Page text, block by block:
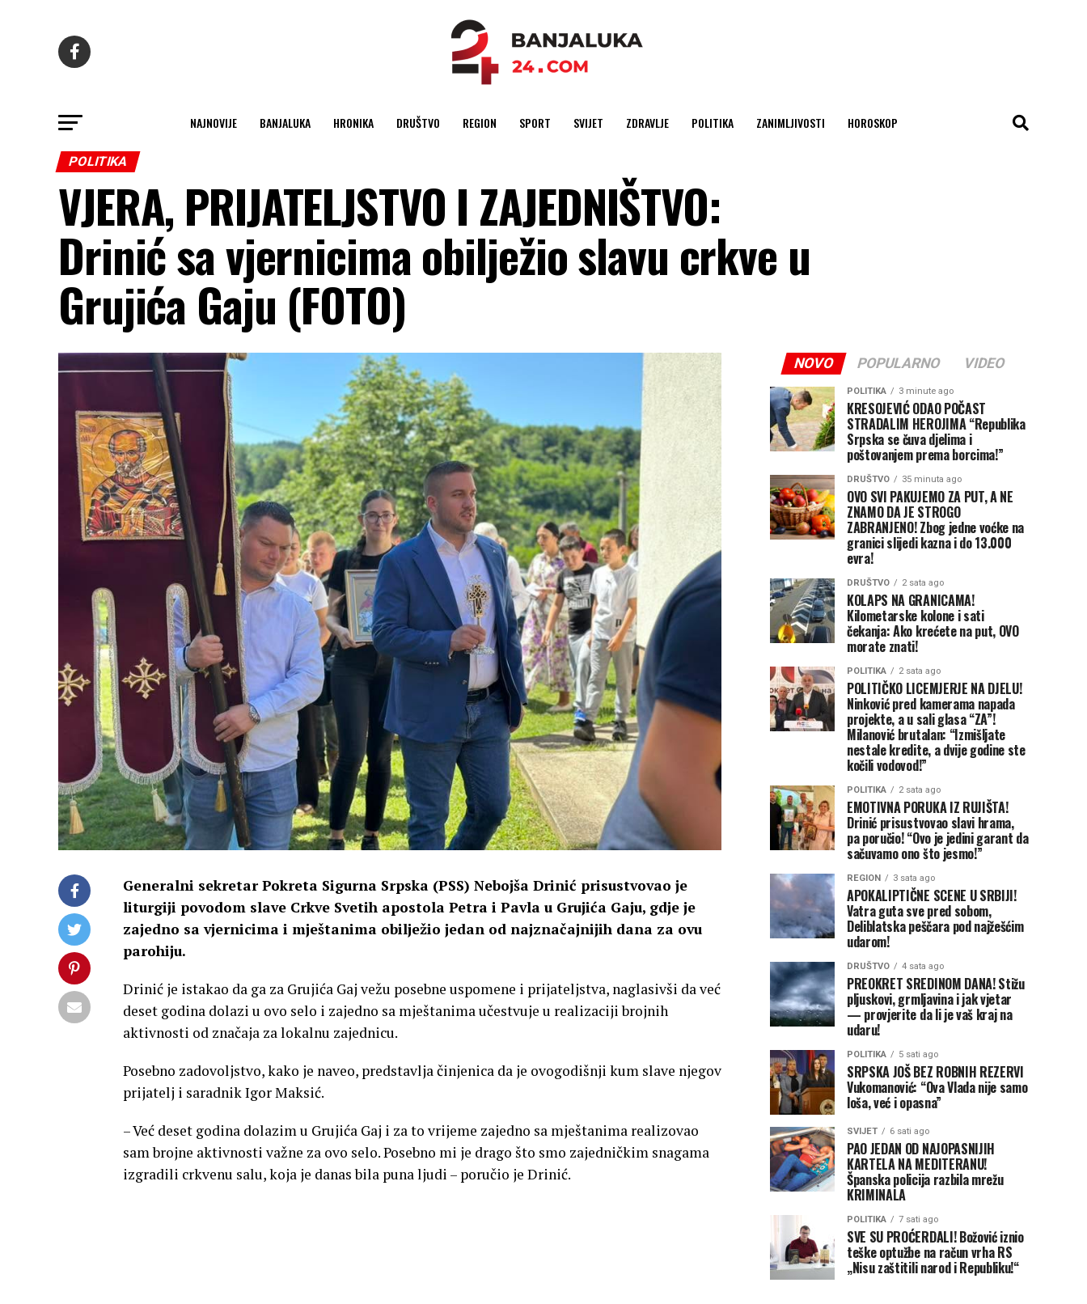
NAJNOVIJE BANJALUKA HRONIKA DRUŠTVO REGION SPORT SVIJET ZDRAVLJE POLITIKA ZANIMLJIVOSTI HOROSKOP
POLITIKA
VJERA, PRIJATELJSTVO I ZAJEDNIŠTVO:
Drinić sa vjernicima obilježio slavu crkve u
Grujića Gaju (FOTO)
Generalni sekretar Pokreta Sigurna Srpska (PSS) Nebojša Drinić prisustvovao je
liturgiji povodom slave Crkve Svetih apostola Petra i Pavla u Grujića Gaju, gdje je
zajedno sa vjernicima i mještanima obilježio jedan od najznačajnijih dana za ovu
parohiju.
Drinić je istakao da ga za Grujića Gaj vežu posebne uspomene i prijateljstva, naglasivši da već
deset godina dolazi u ovo selo i zajedno sa mještanima učestvuje u realizaciji brojnih
aktivnosti od značaja za lokalnu zajednicu.
Posebno zadovoljstvo, kako je naveo, predstavlja činjenica da je ovogodišnji kum slave njegov
prijatelj i saradnik Igor Maksić.
– Već deset godina dolazim u Grujića Gaj i za to vrijeme zajedno sa mještanima realizovao
sam brojne aktivnosti važne za ovo selo. Posebno mi je drago što smo zajedničkim snagama
izgradili crkvenu salu, koja je danas bila puna ljudi – poručio je Drinić.
NOVO POPULARNO VIDEO
POLITIKA 3 minute ago
KRESOJEVIĆ ODAO POČAST
STRADALIM HEROJIMA “Republika
Srpska se čuva djelima i
poštovanjem prema borcima!”
DRUŠTVO 35 minuta ago
OVO SVI PAKUJEMO ZA PUT, A NE
ZNAMO DA JE STROGO
ZABRANJENO! Zbog jedne voćke na
granici slijedi kazna i do 13.000
evra!
DRUŠTVO 2 sata ago
KOLAPS NA GRANICAMA!
Kilometarske kolone i sati
čekanja: Ako krećete na put, OVO
morate znati!
POLITIKA 2 sata ago
POLITIČKO LICEMJERJE NA DJELU!
Ninković pred kamerama napada
projekte, a u sali glasa “ZA”!
Milanović brutalan: “Izmišljate
nestale kredite, a dvije godine ste
kočili vodovod!”
POLITIKA 2 sata ago
EMOTIVNA PORUKA IZ RUJIŠTA!
Drinić prisustvovao slavi hrama,
pa poručio! “Ovo je jedini garant da
sačuvamo ono što jesmo!”
REGION 3 sata ago
APOKALIPTIČNE SCENE U SRBIJI!
Vatra guta sve pred sobom,
Deliblatska peščara pod najžešćim
udarom!
DRUŠTVO 4 sata ago
PREOKRET SREDINOM DANA! Stižu
pljuskovi, grmljavina i jak vjetar
— provjerite da li je vaš kraj na
udaru!
POLITIKA 5 sati ago
SRPSKA JOŠ BEZ ROBNIH REZERVI
Vukomanović: “Ova Vlada nije samo
loša, već i opasna”
SVIJET 6 sati ago
PAO JEDAN OD NAJOPASNIJIH
KARTELA NA MEDITERANU!
Španska policija razbila mrežu
KRIMINALA
POLITIKA 7 sati ago
SVE SU PROĆERDALI! Božović iznio
teške optužbe na račun vrha RS
„Nisu zaštitili narod i Republiku!“